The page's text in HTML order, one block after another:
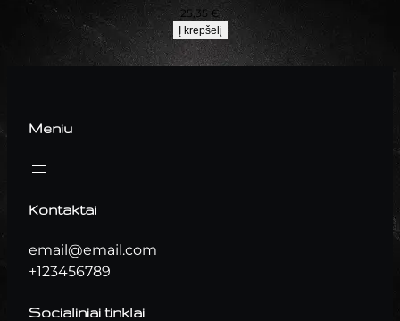
25,35 €
Į krepšelį
Meniu
Kontaktai
email@email.com
+123456789
Socialiniai tinklai